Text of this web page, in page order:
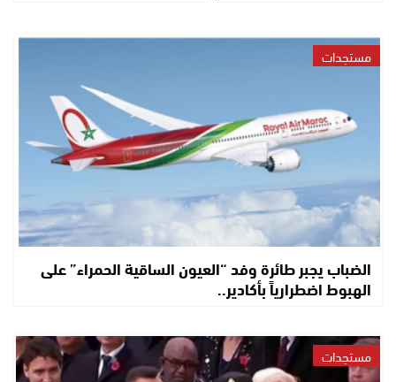
مستجدات
الضباب يجبر طائرة وفد “العيون الساقية الحمراء” على
الهبوط اضطرارياً بأكادير..
مستجدات